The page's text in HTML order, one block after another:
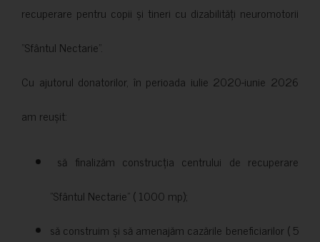
recuperare pentru copii și tineri cu dizabilități neuromotorii
”Sfântul Nectarie”.
Cu ajutorul donatorilor, în perioada iulie 2020-iunie 2026
am reușit:
să finalizăm construcția centrului de recuperare
”Sfântul Nectarie” ( 1000 mp);
să construim și să amenajăm cazările beneficiarilor ( 5